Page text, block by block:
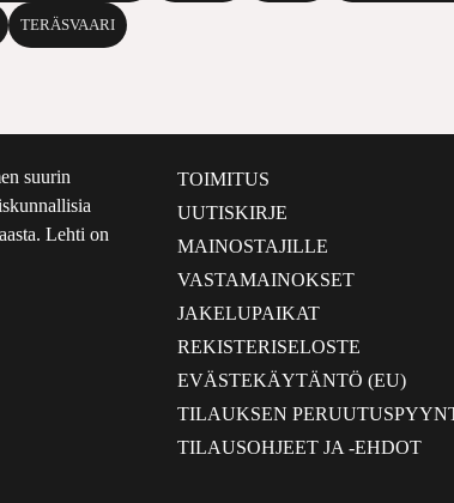
TERÄS­VAARI
suurin
Lehti on
TOIMITUS
UUTISKIRJE
MAINOSTAJILLE
VASTAMAINOKSET
JAKELUPAIKAT
REKISTERISELOSTE
EVÄSTEKÄYTÄNTÖ (EU)
TILAUKSEN
TILAUSOHJEET JA -EHDOT